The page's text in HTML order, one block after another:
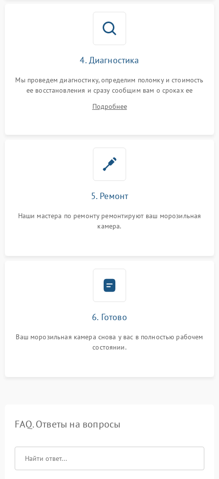
4. Диагностика
Мы проведем диагностику, определим поломку и стоимость
ее восстановления и сразу сообщим вам о сроках ее
Подробнее
5. Ремонт
Наши мастера по ремонту ремонтируют ваш морозильная
камера.
6. Готово
Ваш морозильная камера снова у вас в полностью рабочем
состоянии.
FAQ. Ответы на вопросы